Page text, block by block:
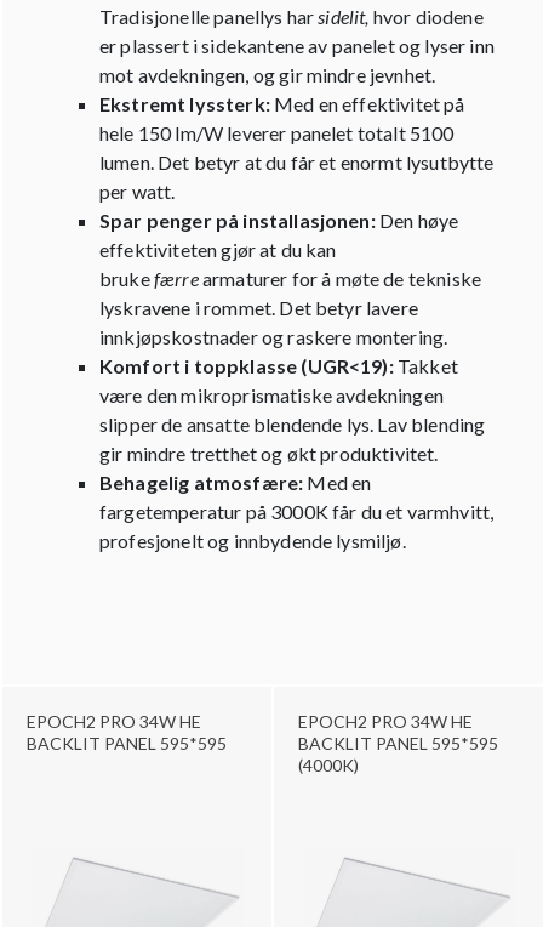
EPOCH2 PRO 34W HE
BACKLIT PANEL 595*595
EPOCH2 PRO 34W HE
BACKLIT PANEL 595*595
(4000K)
Tradisjonelle panellys har sidelit, hvor diodene
er plassert i sidekantene av panelet og lyser inn
mot avdekningen, og gir mindre jevnhet.
Ekstremt lyssterk:Med en effektivitet på
hele 150 lm/W leverer panelet totalt 5100
lumen. Det betyr at du får et enormt lysutbytte
per watt.
Spar penger på installasjonen:Den høye
effektiviteten gjør at du kan
brukefærrearmaturer for å møte de tekniske
lyskravene i rommet. Det betyr lavere
innkjøpskostnader og raskere montering.
Komfort i toppklasse (UGR<19):Takket
være den mikroprismatiske avdekningen
slipper de ansatte blendende lys. Lav blending
gir mindre tretthet og økt produktivitet.
Behagelig atmosfære: Med en
fargetemperatur på 3000K får du et varmhvitt,
profesjonelt og innbydende lysmiljø.